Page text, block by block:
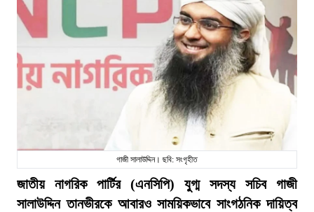
গাজী সালাউদ্দিন। ছবি: সংগৃহীত
জাতীয় নাগরিক পার্টির (এনসিপি) যুগ্ম সদস্য সচিব গাজী
সালাউদ্দিন তানভীরকে আবারও সাময়িকভাবে সাংগঠনিক দায়িত্ব